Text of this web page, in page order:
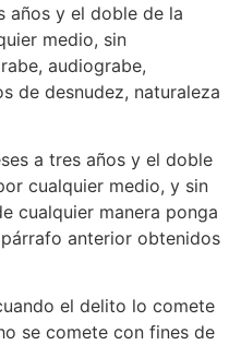
años y el doble de la
medio, sin
audiograbe,
de desnudez, naturaleza
a tres años y el doble
cualquier medio, y sin
cualquier manera ponga
anterior obtenidos
el delito lo comete
se comete con fines de